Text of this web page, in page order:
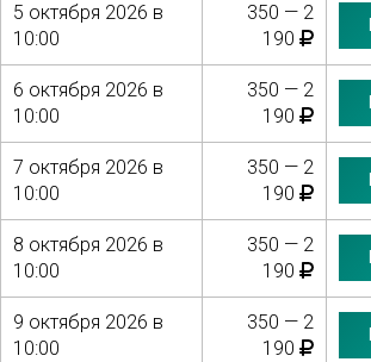
5 октября 2026 в
10:00
350 — 2
190
6 октября 2026 в
10:00
350 — 2
190
7 октября 2026 в
10:00
350 — 2
190
8 октября 2026 в
10:00
350 — 2
190
9 октября 2026 в
10:00
350 — 2
190